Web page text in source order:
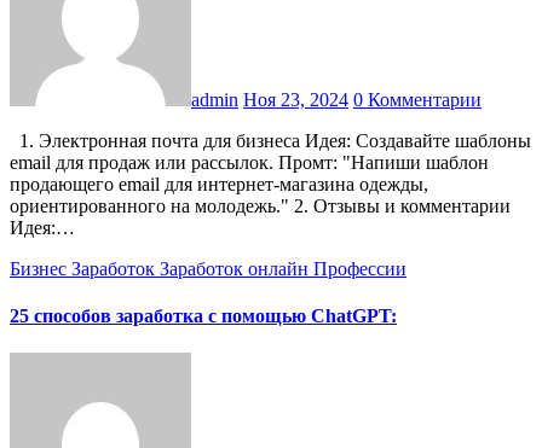
admin Ноя 23, 2024 0 Комментарии
1. Электронная почта для бизнеса Идея: Создавайте шаблоны
email для продаж или рассылок. Промт: "Напиши шаблон
продающего email для интернет-магазина одежды,
ориентированного на молодежь." 2. Отзывы и комментарии
Идея:…
Бизнес Заработок Заработок онлайн Профессии
25 способов заработка с помощью ChatGPT: